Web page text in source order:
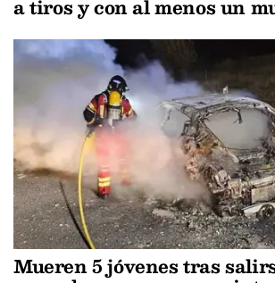
a tiros y con al menos un
Mueren 5 jóvenes tras